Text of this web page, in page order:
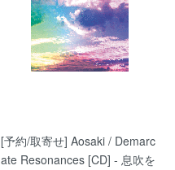
[予約/取寄せ] Aosaki / Demarc
ate Resonances [CD] - 息吹を